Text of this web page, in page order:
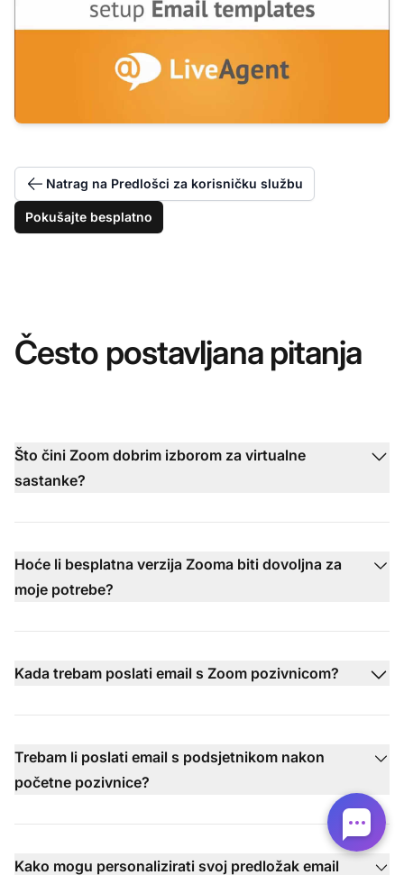
Natrag na Predlošci za korisničku službu
Pokušajte besplatno
Često postavljana pitanja
Što čini Zoom dobrim izborom za virtualne
sastanke?
Hoće li besplatna verzija Zooma biti dovoljna za
moje potrebe?
Kada trebam poslati email s Zoom pozivnicom?
Trebam li poslati email s podsjetnikom nakon
početne pozivnice?
Kako mogu personalizirati svoj predložak email